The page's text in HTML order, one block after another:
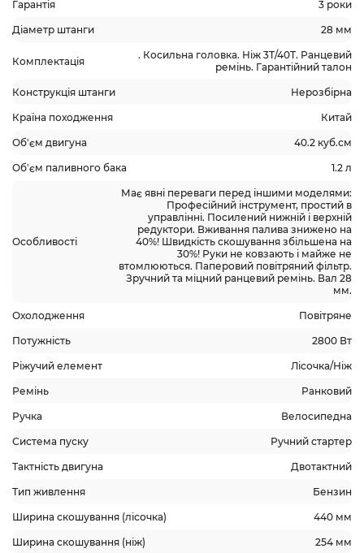
Гарантія 3 роки
Діаметр штанги 28 мм
Комплектація
. Косильна головка. Ніж 3Т/40Т. Ранцевий
ремінь. Гарантійний талон
Конструкція штанги Нерозбірна
Країна походження Китай
Об'єм двигуна 40.2 куб.см
Об'єм паливного бака 1.2 л
Особливості
Має явні переваги перед іншими моделями:
Професійний інструмент, простий в
управлінні. Посилений нижній і верхній
редуктори. Вживання палива знижено на
40%! Швидкість скошування збільшена на
30%! Руки не ковзають і майже не
втомлюються. Паперовий повітряний фільтр.
Зручний та міцний ранцевий ремінь. Вал 28
мм.
Охолодження Повітряне
Потужність 2800 Вт
Ріжучий елемент Лісочка/Ніж
Ремінь Ранковий
Ручка Велосипедна
Система пуску Ручний стартер
Тактність двигуна Двотактний
Тип живлення Бензин
Ширина скошування (лісочка) 440 мм
Ширина скошування (ніж) 254 мм